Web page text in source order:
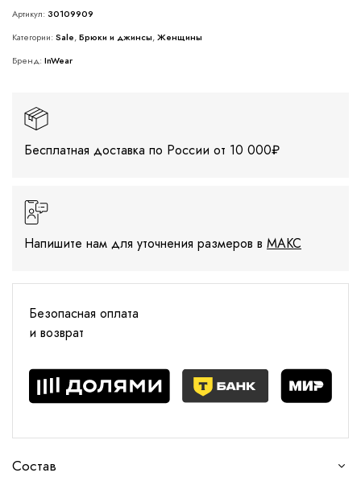
Артикул: 30109909
Категории: Sale, Брюки и джинсы, Женщины
Бренд: InWear
Бесплатная доставка по России от 10 000₽
Напишите нам для уточнения размеров в МАКС
Безопасная оплата
и возврат
Состав